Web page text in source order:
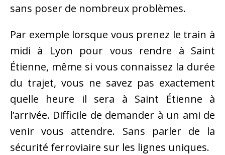
sans poser de nombreux problèmes.
Par exemple lorsque vous prenez le train à
midi à Lyon pour vous rendre à Saint
Étienne, même si vous connaissez la durée
du trajet, vous ne savez pas exactement
quelle heure il sera à Saint Étienne à
l’arrivée. Difficile de demander à un ami de
venir vous attendre. Sans parler de la
sécurité ferroviaire sur les lignes uniques.